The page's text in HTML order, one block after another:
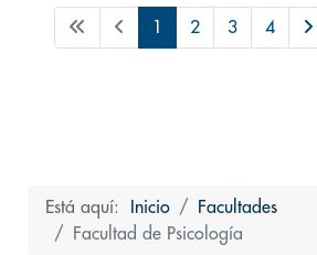
1 2 3 4
Está aquí: Inicio
Facultades
Facultad de Psicología